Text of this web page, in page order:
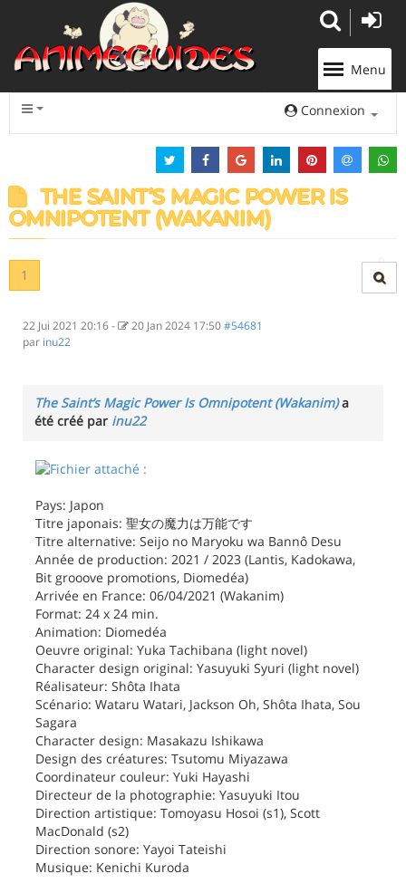
Menu
Connexion
THE SAINT’S MAGIC POWER IS
OMNIPOTENT (WAKANIM)
1
22 Jui 2021 20:16- 20 Jan 2024 17:50#54681
par inu22
The Saint’s Magic Power Is Omnipotent (Wakanim)a
été créé par inu22
Pays: Japon
Titre japonais: 聖女の魔力は万能です
Titre alternative: Seijo no Maryoku wa Bannô Desu
Année de production: 2021 / 2023 (Lantis, Kadokawa,
Bit grooove promotions, Diomedéa)
Arrivée en France: 06/04/2021 (Wakanim)
Format: 24 x 24 min.
Animation: Diomedéa
Oeuvre original: Yuka Tachibana (light novel)
Character design original: Yasuyuki Syuri (light novel)
Réalisateur: Shôta Ihata
Scénario: Wataru Watari, Jackson Oh, Shôta Ihata, Sou
Sagara
Character design: Masakazu Ishikawa
Design des créatures: Tsutomu Miyazawa
Coordinateur couleur: Yuki Hayashi
Directeur de la photographie: Yasuyuki Itou
Direction artistique: Tomoyasu Hosoi (s1), Scott
MacDonald (s2)
Direction sonore: Yayoi Tateishi
Musique: Kenichi Kuroda
Panneau de gestion des cookies